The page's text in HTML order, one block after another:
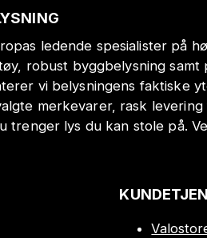
ledende spesialister på
robust byggbelysning
vi belysningens faktiske
merkevarer, rask
trenger lys du kan stole på.